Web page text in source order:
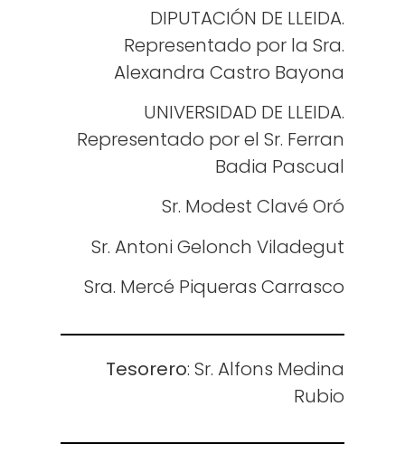
DIPUTACIÓN DE LLEIDA.
Representado por la Sra.
Alexandra Castro Bayona
UNIVERSIDAD DE LLEIDA.
Representado por el Sr. Ferran
Badia Pascual
Sr. Modest Clavé Oró
Sr. Antoni Gelonch Viladegut
Sra. Mercé Piqueras Carrasco
Tesorero: Sr. Alfons Medina
Rubio